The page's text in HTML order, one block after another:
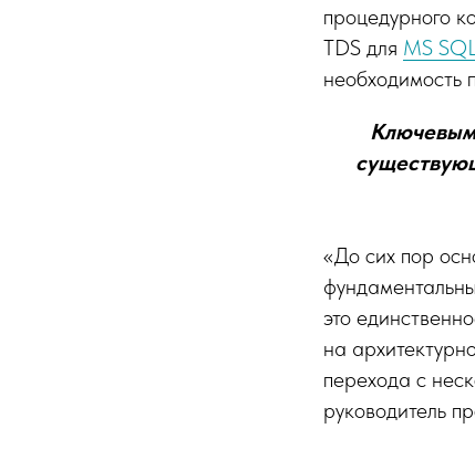
процедурного
TDS для MS
необходимость
Ключевым
«До сих пор
это
на
перехода с
руководитель